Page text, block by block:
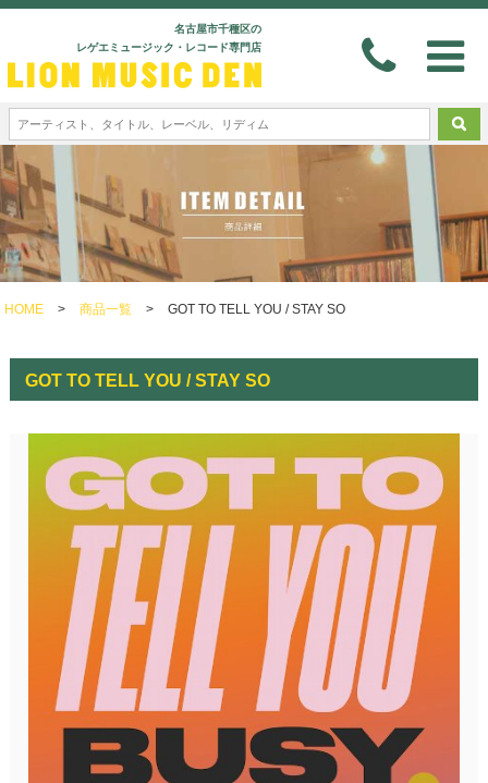
名古屋市千種区の
レゲエミュージック・レコード専門店
HOME > 商品一覧 > GOT TO TELL YOU / STAY SO
GOT TO TELL YOU / STAY SO